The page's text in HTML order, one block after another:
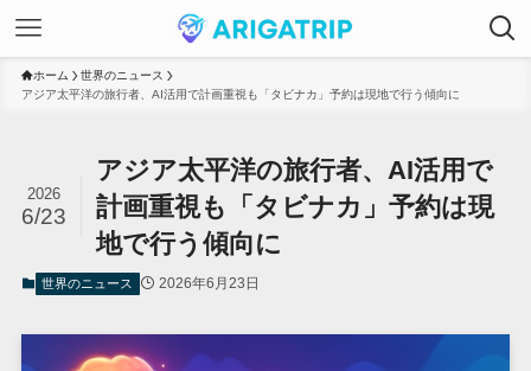
ホーム
世界のニュース
アジア太平洋の旅行者、AI活用で計画重視も「タビナカ」予約は現地で行う傾向に
アジア太平洋の旅行者、AI活用で
計画重視も「タビナカ」予約は現
地で行う傾向に
2026
6/23
世界のニュース 2026年6月23日